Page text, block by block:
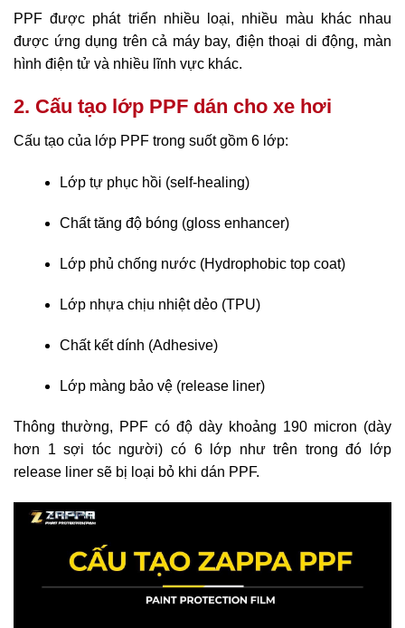
PPF được phát triển nhiều loại, nhiều màu khác nhau
được ứng dụng trên cả máy bay, điện thoại di động, màn
hình điện tử và nhiều lĩnh vực khác.
2. Cấu tạo lớp PPF dán cho xe hơi
Cấu tạo của lớp PPF trong suốt gồm 6 lớp:
Lớp tự phục hồi (self-healing)
Chất tăng độ bóng (gloss enhancer)
Lớp phủ chống nước (Hydrophobic top coat)
Lớp nhựa chịu nhiệt dẻo (TPU)
Chất kết dính (Adhesive)
Lớp màng bảo vệ (release liner)
Thông thường, PPF có độ dày khoảng 190 micron (dày
hơn 1 sợi tóc người) có 6 lớp như trên trong đó lớp
release liner sẽ bị loại bỏ khi dán PPF.